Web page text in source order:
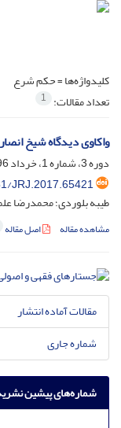
کلیدواژه‌ها =حکم شرع
تعداد مقالات: 1
واکاوی دیدگاه شیخ
دوره 3، شماره 1، خرداد 1396، صفحه
JRJ.2017.65421
طیبه بلوردی؛ محمدرضا
مشاهده مقاله اصل مقاله
مقالات آماده انتشار
شماره جاری
شماره‌های پیشین